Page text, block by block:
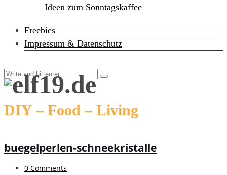
Ideen zum Sonntagskaffee
Freebies
Impressum & Datenschutz
DIY – Food – Living
buegelperlen-schneekristalle
0 Comments